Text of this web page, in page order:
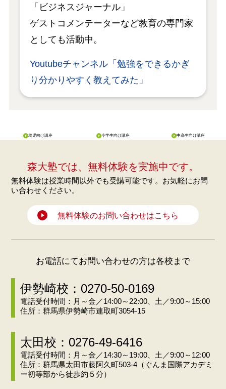
「ビジネスジャーナル」
ゲストコメンテーターなど教育の専門家
としても活動中。
Youtubeチャンネル「勉強をできるかぎ
り分かりやすく教えてみた」
幼児向け講座 小学生向け講座 中高生向け講座
森大塾では、無料体験を実施中です。
無料体験は授業時間以外でも受講可能です。お気軽にお問
い合わせください。
無料体験のお問い合わせはこちら
お電話にてお問い合わせの方は各校まで
伊勢崎校：0270-50-0169
電話受付時間：月～金／14:00～22:00、土／9:00～15:00
住所：群馬県伊勢崎市連取町3054-15
太田校：0276-49-6416
電話受付時間：月～金／14:30～19:00、土／9:00～12:00
住所：群馬県太田市藤阿久町503-4（ぐんま国際アカデミ
ー初等部から徒歩約５分）